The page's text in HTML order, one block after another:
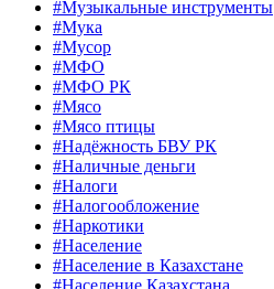
#Музыкальные инструменты
#Мука
#Мусор
#МФО
#МФО РК
#Мясо
#Мясо птицы
#Надёжность БВУ РК
#Наличные деньги
#Налоги
#Налогообложение
#Наркотики
#Население
#Население в Казахстане
#Население Казахстана